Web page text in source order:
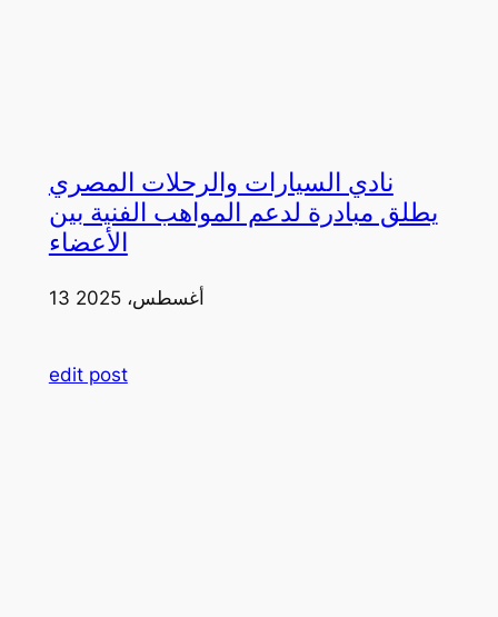
نادي السيارات والرحلات المصري
يطلق مبادرة لدعم المواهب الفنية بين
الأعضاء
13 أغسطس، 2025
edit post